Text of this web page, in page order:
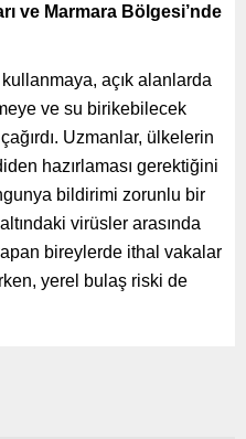
ve Marmara Bölgesi’nde
açık alanlarda
ve su birikebilecek
Uzmanlar, ülkelerin
hazırlaması gerektiğini
bildirimi zorunlu bir
virüsler arasında
bireylerde ithal vakalar
yerel bulaş riski de